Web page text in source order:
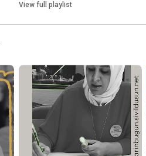
View full playlist